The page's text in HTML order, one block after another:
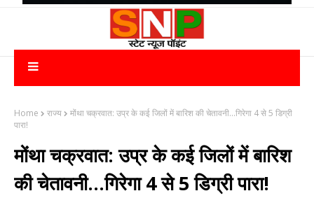
Home राज्य
मोंथा चक्रवात: उप्र के कई जिलों में बारिश की चेतावनी...गिरेगा 4 से 5 डिग्री
पारा!
मोंथा चक्रवात: उप्र के कई जिलों में बारिश
की चेतावनी...गिरेगा 4 से 5 डिग्री पारा!